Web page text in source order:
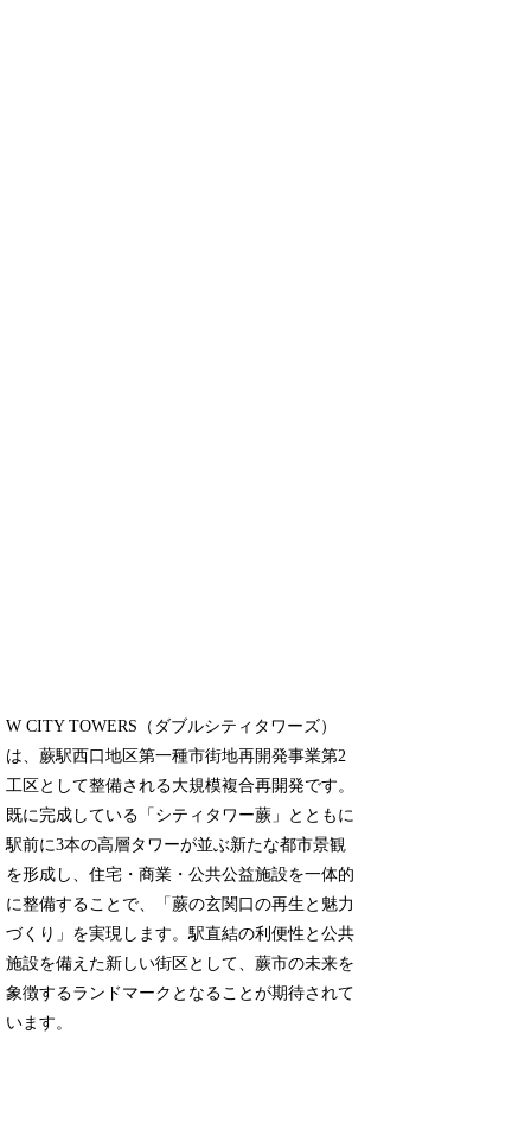
W CITY TOWERS（ダブルシティタワーズ）
は、蕨駅西口地区第一種市街地再開発事業第2
工区として整備される大規模複合再開発です。
既に完成している「シティタワー蕨」とともに
駅前に3本の高層タワーが並ぶ新たな都市景観
を形成し、住宅・商業・公共公益施設を一体的
に整備することで、「蕨の玄関口の再生と魅力
づくり」を実現します。駅直結の利便性と公共
施設を備えた新しい街区として、蕨市の未来を
象徴するランドマークとなることが期待されて
います。